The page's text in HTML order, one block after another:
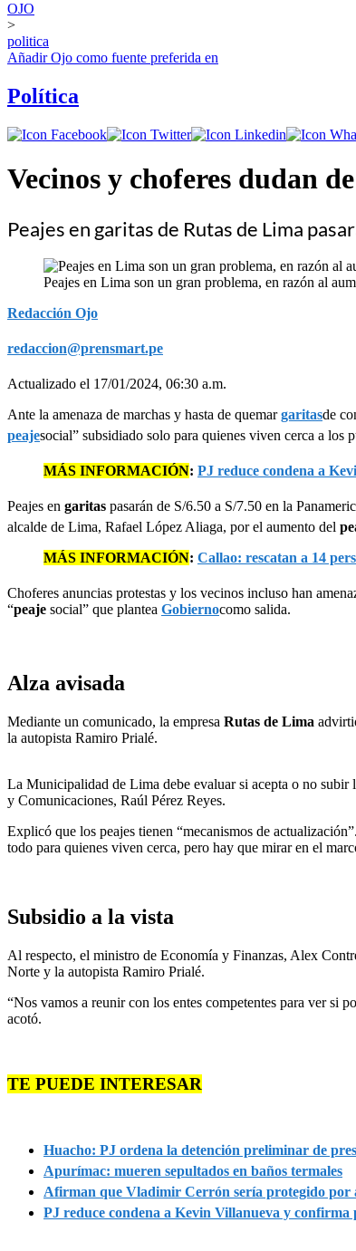
OJO
>
politica
AñadirOjo como fuente preferida en
Política
Vecinos y choferes dudan
Peajes en garitas de Rutas de Lima
Peajes en Lima son un gran problema, en razón al
Redacción Ojo
redaccion@prensmart.pe
Actualizado el 17/01/2024, 06:30 a.m.
Ante la amenaza de marchas y hasta de quemargaritasde
peajesocial” subsidiado solo para quienes viven cerca a los
MÁS INFORMACIÓN: PJ reduce condena a
Peajes en garitas pasarán de S/6.50 a S/7.50 en la
alcalde de Lima, Rafael López Aliaga, por el aumento del
MÁS INFORMACIÓN: Callao: rescatan a 14
Choferes anuncias protestas y los vecinos incluso han
“peaje social” que plantea Gobiernocomo salida.
Alza avisada
Mediante un comunicado, la empresa Rutas de Lima
la autopista Ramiro Prialé.
La Municipalidad de Lima debe evaluar si acepta o no subir
y Comunicaciones, Raúl Pérez Reyes.
Explicó que los peajes tienen “mecanismos de
todo para quienes viven cerca, pero hay que mirar en el
Subsidio a la vista
Al respecto, el ministro de Economía y Finanzas, Alex
Norte y la autopista Ramiro Prialé.
“Nos vamos a reunir con los entes competentes para ver si
acotó.
TE PUEDE INTERESAR
Huacho: PJ ordena la detención preliminar de
Apurímac: mueren sepultados en baños termales
Afirman que Vladimir Cerrón sería protegido por
PJ reduce condena a Kevin Villanueva y